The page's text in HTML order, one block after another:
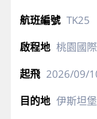
TK25
桃園國
2026/09/
伊斯坦